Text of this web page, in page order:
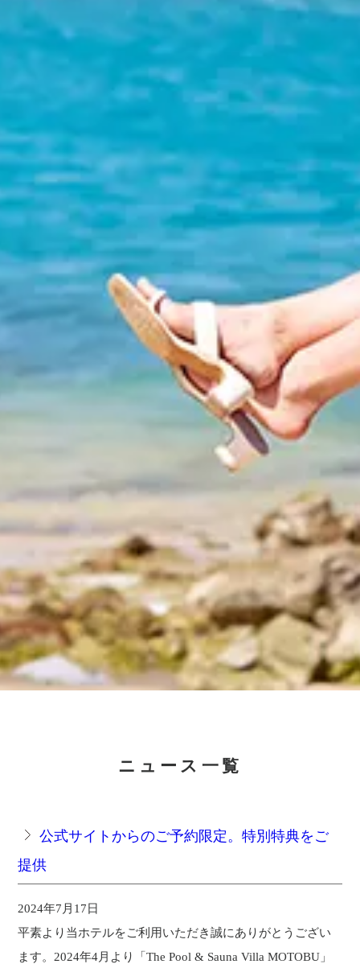
ニュース一覧
公式サイトからのご予約限定。特別特典をご
提供
2024年7月17日
平素より当ホテルをご利用いただき誠にありがとうござい
ます。2024年4月より「The Pool & Sauna Villa MOTOBU」